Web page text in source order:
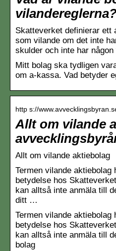
Skatteverket definierar ett
som vilande om det inte
skulder och inte har
Mitt bolag ska tydligen
om a-kassa. Vad betyder
http s://
Allt om vilande
Allt om vilande aktiebolag
Termen vilande aktiebolag
betydelse hos
kan alltså inte anmäla till
ditt …
Termen vilande aktiebolag
betydelse hos
kan alltså inte anmäla till
bolag